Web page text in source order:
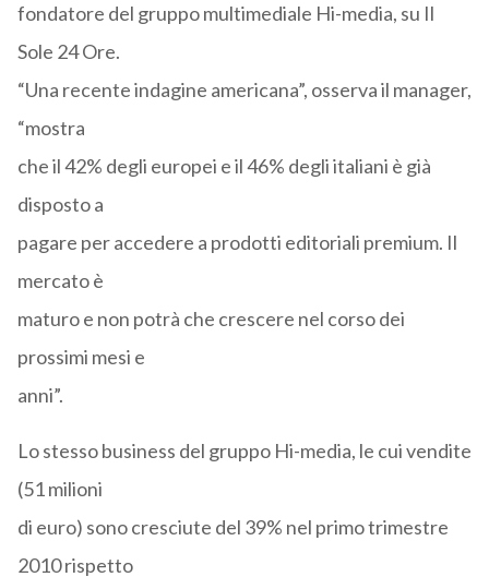
fondatore del gruppo multimediale Hi-media, su Il
Sole 24 Ore.
“Una recente indagine americana”, osserva il manager,
“mostra
che il 42% degli europei e il 46% degli italiani è già
disposto a
pagare per accedere a prodotti editoriali premium. Il
mercato è
maturo e non potrà che crescere nel corso dei
prossimi mesi e
anni”.
Lo stesso business del gruppo Hi-media, le cui vendite
(51 milioni
di euro) sono cresciute del 39% nel primo trimestre
2010 rispetto